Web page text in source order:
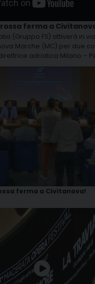
ferma a
(Gruppo FS) attiverà in
Marche (MC) per due
adriatica Milano –
ferma a Civitanova!